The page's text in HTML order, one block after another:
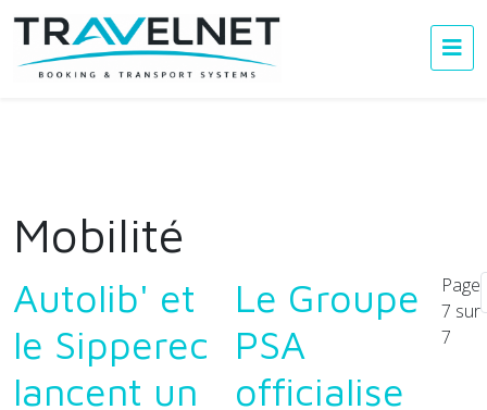
Mobilité
Autolib' et
le Sipperec
lancent un
Le Groupe
PSA
officialise
Page
7 sur
7